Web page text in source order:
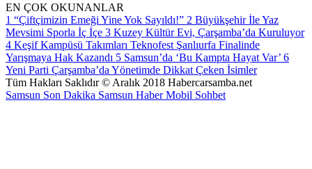
EN ÇOK OKUNANLAR
1 “Çiftçimizin Emeği Yine Yok Sayıldı!” 2 Büyükşehir İle Yaz
Mevsimi Sporla İç İçe 3 Kuzey Kültür Evi, Çarşamba’da Kuruluyor
4 Keşif Kampüsü Takımları Teknofest Şanlıurfa Finalinde
Yarışmaya Hak Kazandı 5 Samsun’da ‘Bu Kampta Hayat Var’ 6
Yeni Parti Çarşamba’da Yönetimde Dikkat Çeken İsimler
Tüm Hakları Saklıdır © Aralık 2018 Habercarsamba.net
Samsun Son Dakika Samsun HaberMobil Sohbet